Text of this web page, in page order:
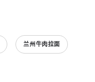
兰州牛肉拉面